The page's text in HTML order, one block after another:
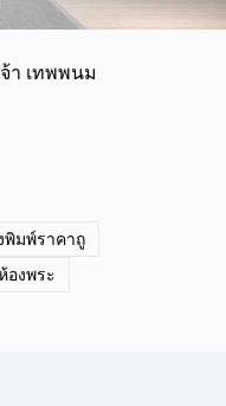
า เทพพนม
พิมพ์ราคาถู
องพระ